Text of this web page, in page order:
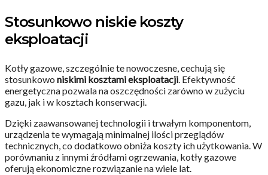
Stosunkowo niskie koszty
eksploatacji
Kotły gazowe, szczególnie te nowoczesne, cechują się
stosunkowo niskimi kosztami eksploatacji. Efektywność
energetyczna pozwala na oszczędności zarówno w zużyciu
gazu, jak i w kosztach konserwacji.
Dzięki zaawansowanej technologii i trwałym komponentom,
urządzenia te wymagają minimalnej ilości przeglądów
technicznych, co dodatkowo obniża koszty ich użytkowania. W
porównaniu z innymi źródłami ogrzewania, kotły gazowe
oferują ekonomiczne rozwiązanie na wiele lat.